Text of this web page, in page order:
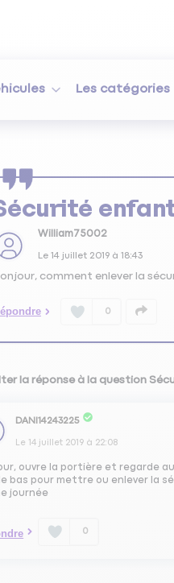
Les catégories
William75002
Le 14 juillet 2019à 18:43
comment enlever la
0
la réponse à la question
DANI14243225
Le 14 juillet 2019 à 22:08
ouvre la portière et regarde
bas pour mettre ou enlever la
journée
0